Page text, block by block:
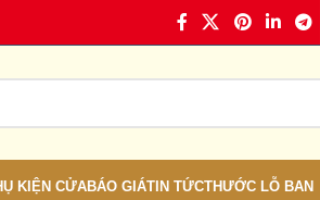
KIỆN CỬABÁO GIÁTIN TỨCTHƯỚC LỖ BAN